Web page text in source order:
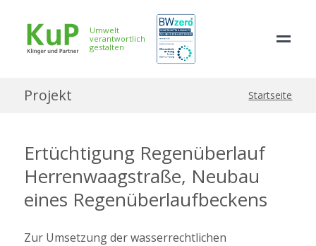
Umwelt
verantwortlich
gestalten
Projekt Startseite
Ertüchtigung Regenüberlauf
Herrenwaagstraße, Neubau
eines Regenüberlaufbeckens
Zur Umsetzung der wasserrechtlichen